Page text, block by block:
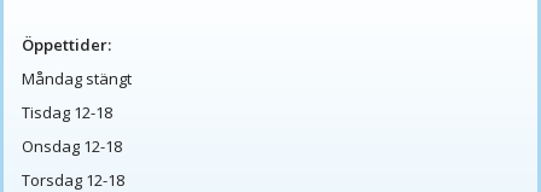
Öppettider:
Måndag stängt
Tisdag 12-18
Onsdag 12-18
Torsdag 12-18